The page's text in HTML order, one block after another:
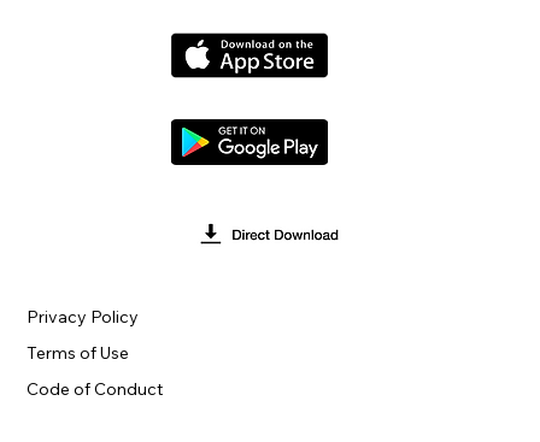
Terms of Use
Privacy Policy
Code of Conduct